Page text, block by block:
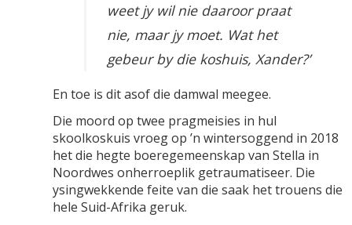
weet jy wil nie daaroor praat
nie, maar jy moet. Wat het
gebeur by die koshuis, Xander?’
En toe is dit asof die damwal meegee.
Die moord op twee pragmeisies in hul
skoolkoskuis vroeg op ’n wintersoggend in 2018
het die hegte boeregemeenskap van Stella in
Noordwes onherroeplik getraumatiseer. Die
ysingwekkende feite van die saak het trouens die
hele Suid-Afrika geruk.